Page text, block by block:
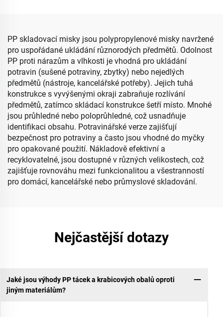
PP skladovací misky jsou polypropylenové misky navržené
pro uspořádané ukládání různorodých předmětů. Odolnost
PP proti nárazům a vlhkosti je vhodná pro ukládání
potravin (sušené potraviny, zbytky) nebo nejedlých
předmětů (nástroje, kancelářské potřeby). Jejich tuhá
konstrukce s vyvýšenými okraji zabraňuje rozlívání
předmětů, zatímco skládací konstrukce šetří místo. Mnohé
jsou průhledné nebo poloprůhledné, což usnadňuje
identifikaci obsahu. Potravinářské verze zajišťují
bezpečnost pro potraviny a často jsou vhodné do myčky
pro opakované použití. Nákladově efektivní a
recyklovatelné, jsou dostupné v různých velikostech, což
zajišťuje rovnováhu mezi funkcionalitou a všestranností
pro domácí, kancelářské nebo průmyslové skladování.
Nejčastější dotazy
Jaké jsou výhody PP tácek a krabicových obalů oproti
jiným materiálům?